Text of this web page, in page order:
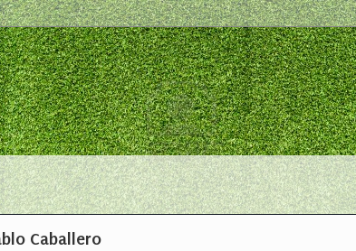
Caballero